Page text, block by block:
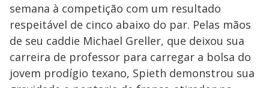
semana à competição com um resultado
respeitável de cinco abaixo do par. Pelas mãos
de seu caddie Michael Greller, que deixou sua
carreira de professor para carregar a bolsa do
jovem prodígio texano, Spieth demonstrou sua